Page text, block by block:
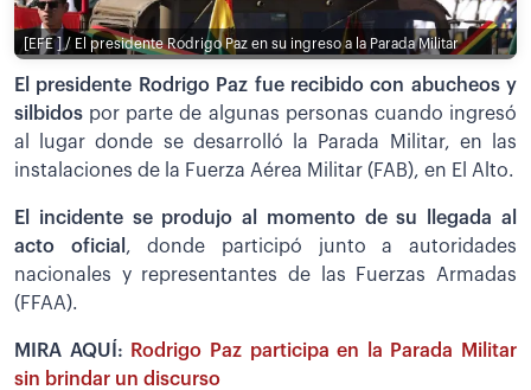
[EFE ] / El presidente Rodrigo Paz en su ingreso a la Parada Militar
El presidente Rodrigo Paz fue recibido con abucheos y
silbidos por parte de algunas personas cuando ingresó
al lugar donde se desarrolló la Parada Militar, en las
instalaciones de la Fuerza Aérea Militar (FAB), en El Alto.
El incidente se produjo al momento de su llegada al
acto oficial , donde participó junto a autoridades
nacionales y representantes de las Fuerzas Armadas
(FFAA).
MIRA AQUÍ:
Rodrigo Paz participa en la Parada Militar
sin brindar un discurso